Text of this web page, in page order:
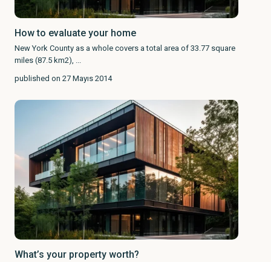
How to evaluate your home
New York County as a whole covers a total area of 33.77 square
miles (87.5 km2), ...
published on 27 Mayıs 2014
What’s your property worth?